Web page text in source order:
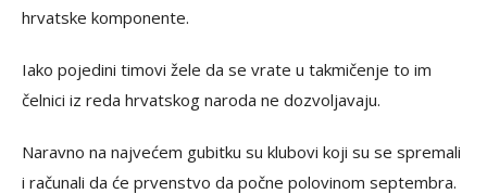
hrvatske komponente.
Iako pojedini timovi žele da se vrate u takmičenje to im
čelnici iz reda hrvatskog naroda ne dozvoljavaju.
Naravno na najvećem gubitku su klubovi koji su se spremali
i računali da će prvenstvo da počne polovinom septembra.